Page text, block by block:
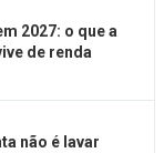
2027: o que a
de renda
não é lavar